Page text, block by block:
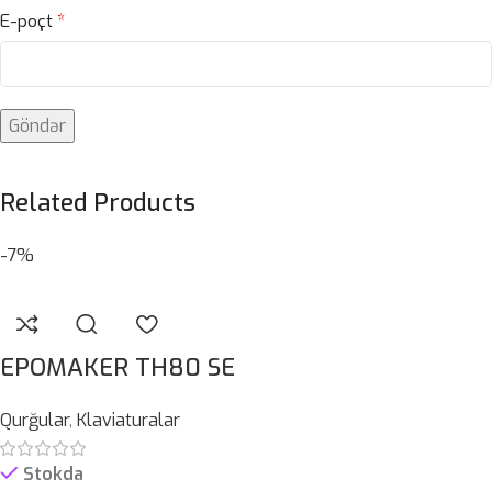
E-poçt*
Related Products
-7%
EPOMAKER TH80 SE
Qurğular, Klaviaturalar
Stokda